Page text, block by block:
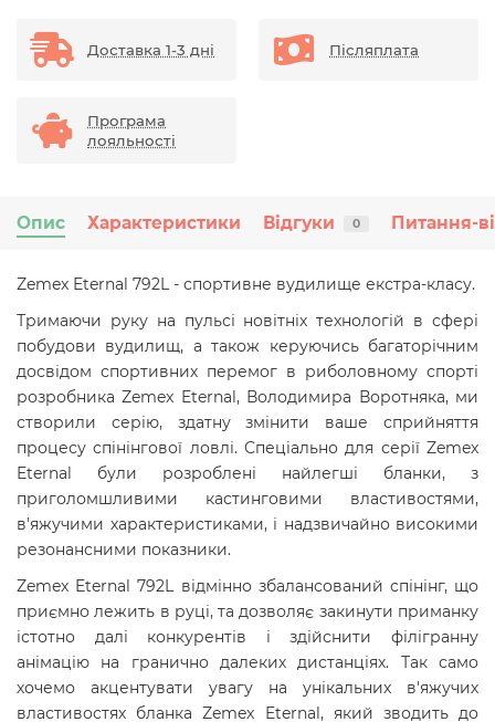
Доставка 1-3 дні Післяплата
Програма
лояльності
Опис Характеристики Відгуки 0 Питання-
Zemex Eternal 792L - спортивне вудилище екстра-класу.
Тримаючи руку на пульсі новітніх технологій в сфері
побудови вудилищ, а також керуючись багаторічним
досвідом спортивних перемог в риболовному спорті
розробника Zemex Eternal, Володимира Воротняка, ми
створили серію, здатну змінити ваше сприйняття
процесу спінінгової ловлі. Спеціально для серії Zemex
Eternal були розроблені найлегші бланки, з
приголомшливими кастинговими властивостями,
в'яжучими характеристиками, і надзвичайно високими
резонансними показники.
Zemex Eternal 792L відмінно збалансований спінінг, що
приємно лежить в руці, та дозволяє закинути приманку
істотно далі конкурентів і здійснити філігранну
анімацію на гранично далеких дистанціях. Так само
хочемо акцентувати увагу на унікальних в'яжучих
властивостях бланка Zemex Eternal, який зводить до